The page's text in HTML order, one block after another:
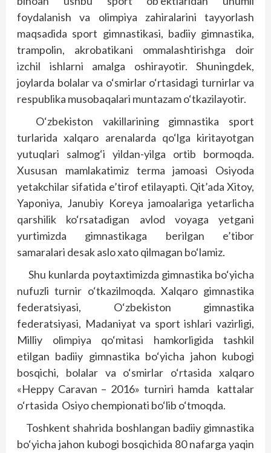
foydalanish va olimpiya zahiralarini tayyorlash
maqsadida sport gimnastikasi, badiiy gimnastika,
trampolin, akrobatikani ommalashtirishga doir
izchil ishlarni amalga oshirayotir. Shuningdek,
joylarda bolalar va o‘smirlar o‘rtasidagi turnirlar va
respublika musobaqalari muntazam o‘tkazilayotir.
O‘zbekiston vakillarining gimnastika sport
turlarida xalqaro arenalarda qo‘lga kiritayotgan
yutuqlari salmog‘i yildan-yilga ortib bormoqda.
Xususan mamlakatimiz terma jamoasi Osiyoda
yetakchilar sifatida e’tirof etilayapti. Qit’ada Xitoy,
Yaponiya, Janubiy Koreya jamoalariga yetarlicha
qarshilik ko‘rsatadigan avlod voyaga yetgani
yurtimizda gimnastikaga berilgan e’tibor
samaralari desak aslo xato qilmagan bo‘lamiz.
Shu kunlarda poytaxtimizda gimnastika bo‘yicha
nufuzli turnir o‘tkazilmoqda. Xalqaro gimnastika
federatsiyasi, O‘zbekiston gimnastika
federatsiyasi, Madaniyat va sport ishlari vazirligi,
Milliy olimpiya qo‘mitasi hamkorligida tashkil
etilgan badiiy gimnastika bo‘yicha jahon kubogi
bosqichi, bolalar va o‘smirlar o‘rtasida xalqaro
«Heppy Caravan – 2016» turniri hamda
kattalar
o‘rtasida Osiyo chempionati bo‘lib o‘tmoqda.
Toshkent shahrida boshlangan badiiy gimnastika
bo‘yicha jahon kubogi bosqichida 80 nafarga yaqin